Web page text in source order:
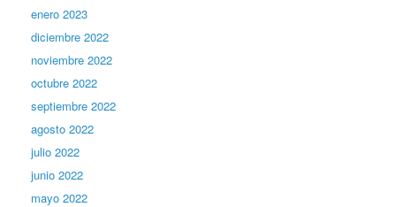
enero 2023
diciembre 2022
noviembre 2022
octubre 2022
septiembre 2022
agosto 2022
julio 2022
junio 2022
mayo 2022